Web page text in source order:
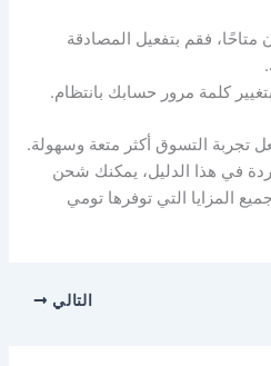
متاحًا، فقم بتفعيل المصادقة
كلمة مرور حسابك بانتظام.
تجربة التسوق أكثر متعة وسهولة.
في هذا الدليل، يمكنك شحن
المزايا التي توفرها تومي
التالي